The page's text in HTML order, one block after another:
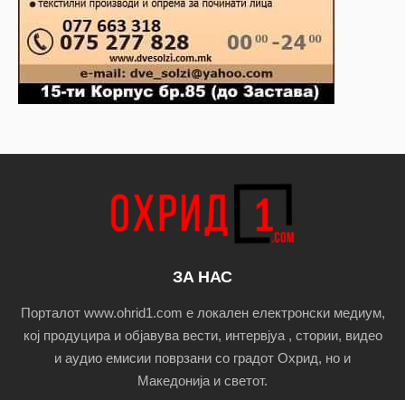
ЗА НАС
Порталот www.ohrid1.com е локален електронски медиум,
кој продуцира и објавува вести, интервјуа , стории, видео
и аудио емисии поврзани со градот Охрид, но и
Македонија и светот.